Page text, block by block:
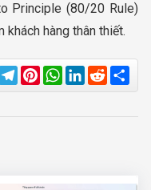
Principle (80/20 Rule)
hàng thân thiết.
Telegram
Pinterest
WhatsApp
LinkedIn
Reddit